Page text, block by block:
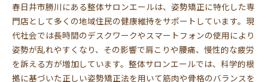
春日井市勝川にある整体サロンエールは、姿勢矯正に特化した専
門店として多くの地域住民の健康維持をサポートしています。現
代社会では長時間のデスクワークやスマートフォンの使用により
姿勢が乱れやすくなり、その影響で肩こりや腰痛、慢性的な疲労
を訴える方が増加しています。整体サロンエールでは、科学的根
拠に基づいた正しい姿勢矯正法を用いて筋肉や骨格のバランスを